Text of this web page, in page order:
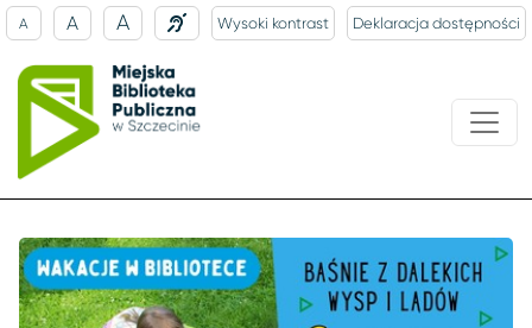
A A A Wysoki kontrast Deklaracja dostępności